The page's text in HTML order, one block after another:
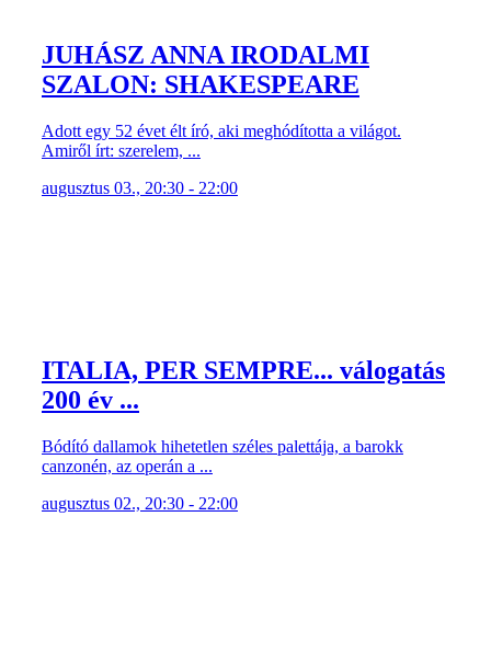
JUHÁSZ ANNA IRODALMI
SZALON: SHAKESPEARE
Adott egy 52 évet élt író, aki meghódította a világot.
Amiről írt: szerelem, ...
augusztus 03., 20:30 - 22:00
ITALIA, PER SEMPRE... válogatás
200 év ...
Bódító dallamok hihetetlen széles palettája, a barokk
canzonén, az operán a ...
augusztus 02., 20:30 - 22:00